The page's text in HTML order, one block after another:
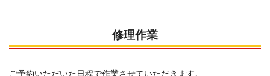
修理作業
ご予約いただいた日程で作業させていただきます。